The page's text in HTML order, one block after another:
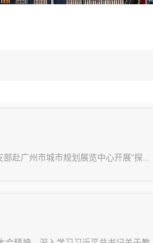
赴广州市城市规划展览中心开展“探...